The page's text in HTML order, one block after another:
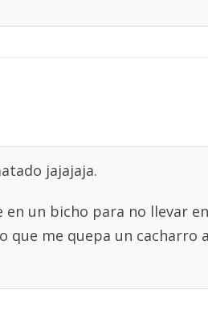
jajajaja.
en un bicho para no llevar
que me quepa un cacharro